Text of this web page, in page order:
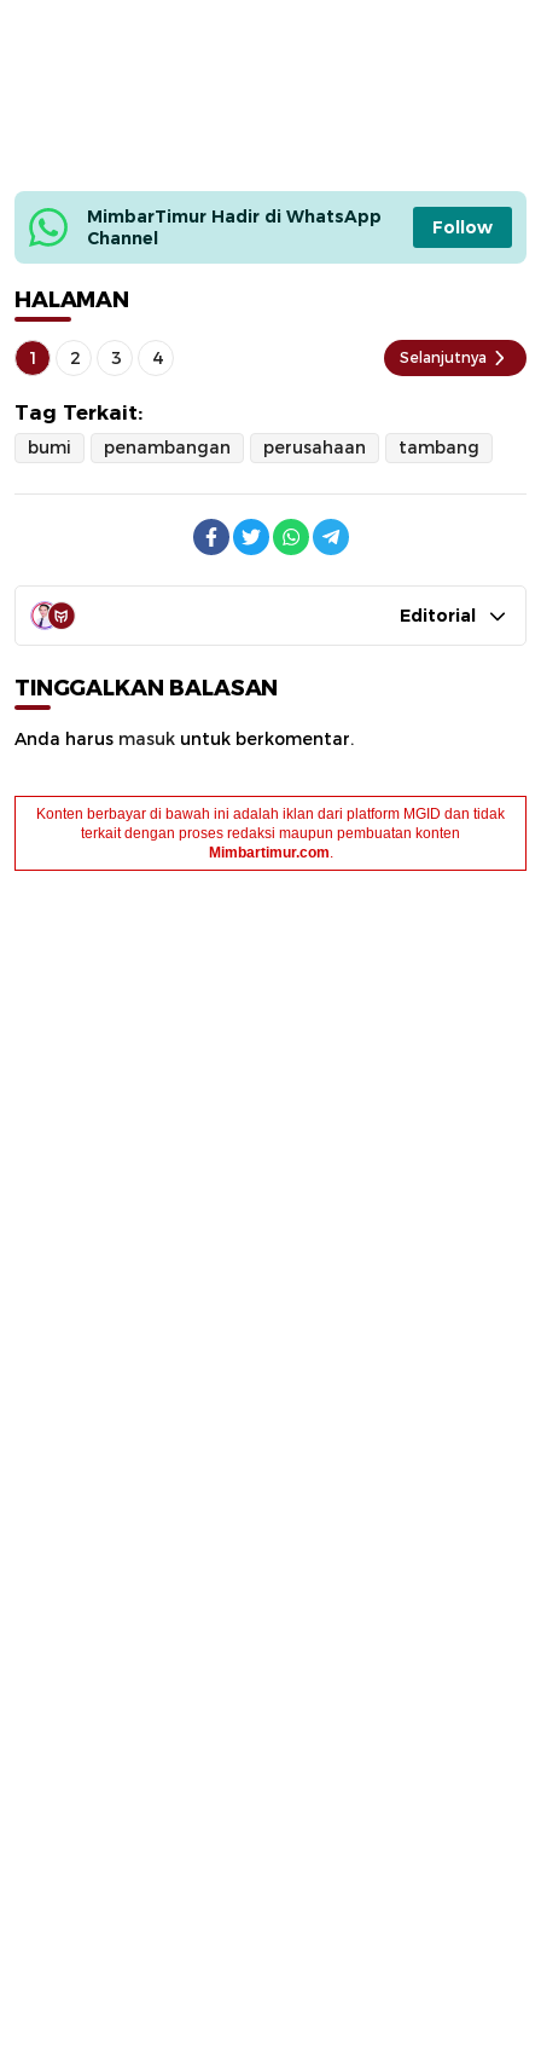
MimbarTimur Hadir di WhatsApp
Channel
Follow
HALAMAN
1 2 3 4 Selanjutnya
Tag Terkait:
bumi penambangan perusahaan tambang
Editorial
TINGGALKAN BALASAN
Anda harus masuk untuk berkomentar.
Konten berbayar di bawah ini adalah iklan dari platform MGID dan tidak
terkait dengan proses redaksi maupun pembuatan konten
Mimbartimur.com.